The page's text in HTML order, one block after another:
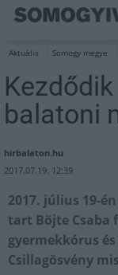
Aktuális Somogy megye
balatoni
hirbalaton.hu
2017.07.19. 12:39
2017. július 19-
tart Böjte Csaba
gyermekkórus
Csillagösvény